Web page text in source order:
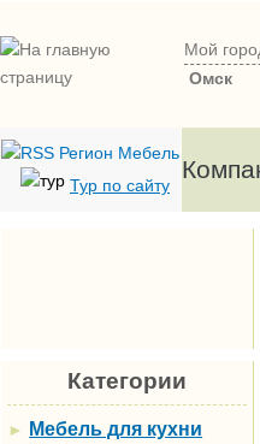
Мой
Омск
Тур по сайту
Категории
► Мебель для кухни